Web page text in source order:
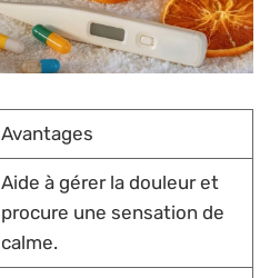
Avantages
Aide à gérer la douleur et
procure une sensation de
calme.